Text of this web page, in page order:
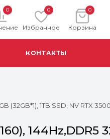
0 0
Избранное
0
Корзина
КОНТАКТЫ
1TB SSD, NV RTX
144Hz,DDR5